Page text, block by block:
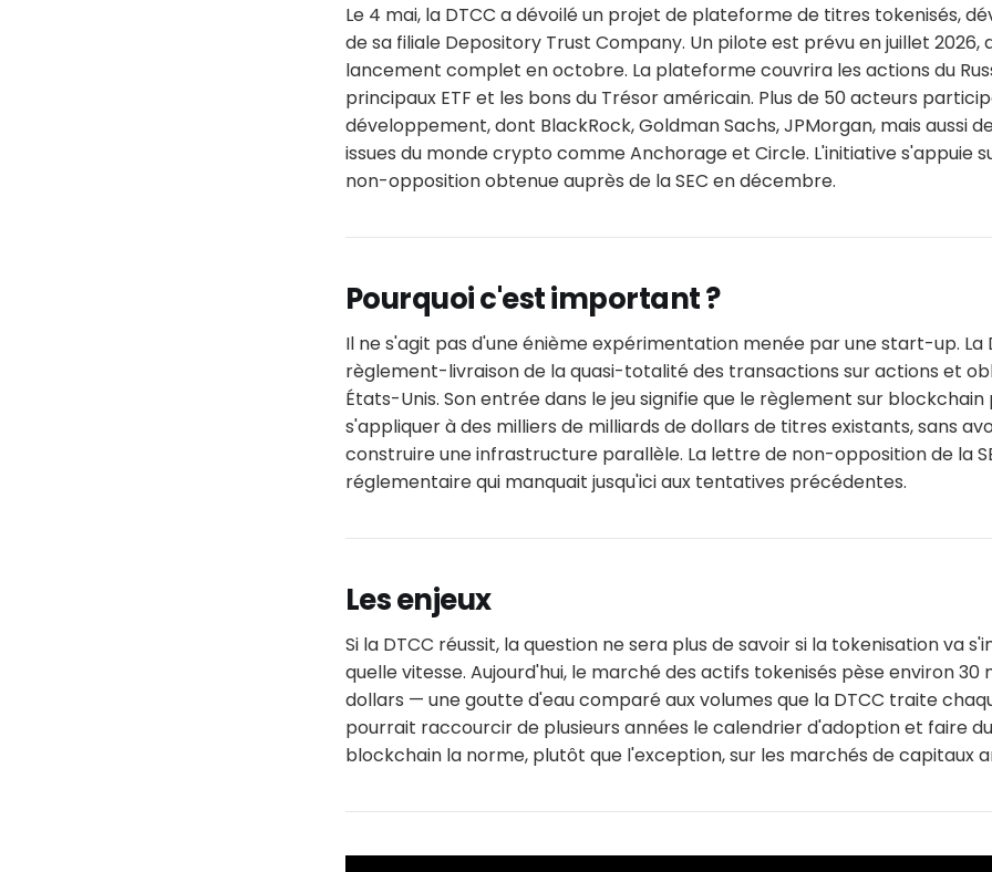
Le 4 mai, la DTCC a dévoilé un projet de plateforme de titres tokenisés,
de sa filiale Depository Trust Company. Un pilote est prévu en juillet 2026,
lancement complet en octobre. La plateforme couvrira les actions du
principaux ETF et les bons du Trésor américain. Plus de 50 acteurs
développement, dont BlackRock, Goldman Sachs, JPMorgan, mais aussi
issues du monde crypto comme Anchorage et Circle. L'initiative s'appuie
non-opposition obtenue auprès de la SEC en décembre.
Pourquoi c'est important ?
Il ne s'agit pas d'une énième expérimentation menée par une start-up. La
règlement-livraison de la quasi-totalité des transactions sur actions et
États-Unis. Son entrée dans le jeu signifie que le règlement sur
s'appliquer à des milliers de milliards de dollars de titres existants, sans
construire une infrastructure parallèle. La lettre de non-opposition de la
réglementaire qui manquait jusqu'ici aux tentatives précédentes.
Les enjeux
Si la DTCC réussit, la question ne sera plus de savoir si la tokenisation va
quelle vitesse. Aujourd'hui, le marché des actifs tokenisés pèse environ 30
dollars — une goutte d'eau comparé aux volumes que la DTCC traite
pourrait raccourcir de plusieurs années le calendrier d'adoption et faire
blockchain la norme, plutôt que l'exception, sur les marchés de capitaux